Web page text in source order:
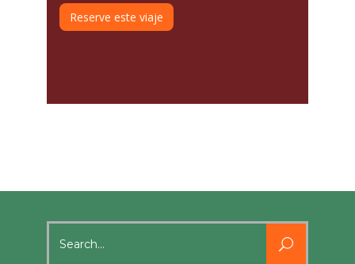
Reserve este viaje
for: